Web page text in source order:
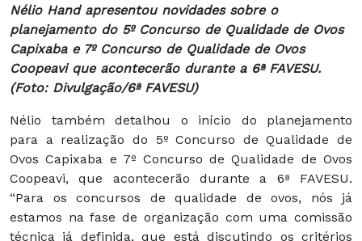
Nélio Hand apresentou novidades sobre o
planejamento do 5º Concurso de Qualidade de Ovos
Capixaba e 7º Concurso de Qualidade de Ovos
Coopeavi que acontecerão durante a 6ª FAVESU.
(Foto: Divulgação/6ª FAVESU)
Nélio também detalhou o início do planejamento
para a realização do 5º Concurso de Qualidade de
Ovos Capixaba e 7º Concurso de Qualidade de Ovos
Coopeavi, que acontecerão durante a 6ª FAVESU.
“Para os concursos de qualidade de ovos, nós já
estamos na fase de organização com uma comissão
técnica já definida, que está discutindo os critérios